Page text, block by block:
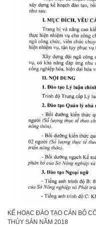
KẾ HOẠC ĐÀO TẠO CÁN BỘ
THỦY SẢN NĂM 2018